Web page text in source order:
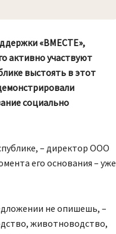
«ВМЕСТЕ»,
активно участвуют
выстоять в этот
социально
– директор ООО
его основания – уже
не опишешь, –
животноводство,